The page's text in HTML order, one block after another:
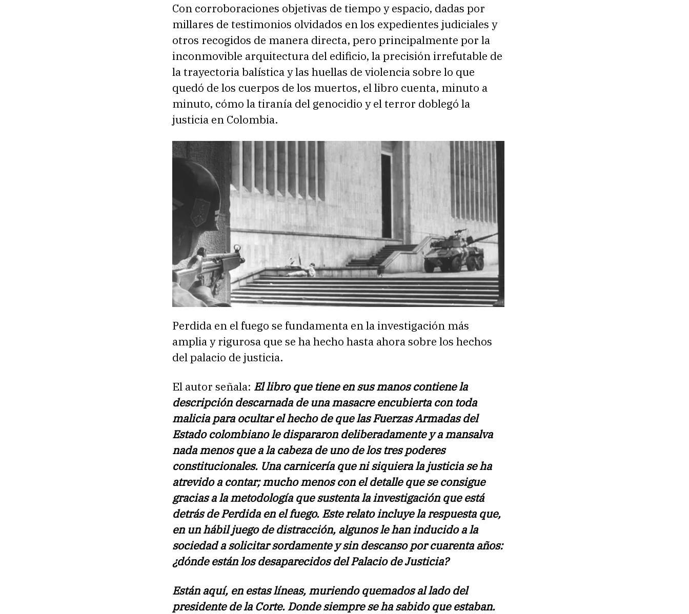
Con corroboraciones objetivas de tiempo y espacio, dadas por
millares de testimonios olvidados en los expedientes judiciales y
otros recogidos de manera directa, pero principalmente por la
inconmovible arquitectura del edificio, la precisión irrefutable de
la trayectoria balística y las huellas de violencia sobre lo que
quedó de los cuerpos de los muertos, el libro cuenta, minuto a
minuto, cómo la tiranía del genocidio y el terror doblegó la
justicia en Colombia.
Perdida en el fuego se fundamenta en la investigación más
amplia y rigurosa que se ha hecho hasta ahora sobre los hechos
del palacio de justicia.
El autor señala: El libro que tiene en sus manos contiene la
descripción descarnada de una masacre encubierta con toda
malicia para ocultar el hecho de que las Fuerzas Armadas del
Estado colombiano le dispararon deliberadamente y a mansalva
nada menos que a la cabeza de uno de los tres poderes
constitucionales. Una carnicería que ni siquiera la justicia se ha
atrevido a contar; mucho menos con el detalle que se consigue
gracias a la metodología que sustenta la investigación que está
detrás de Perdida en el fuego. Este relato incluye la respuesta que,
en un hábil juego de distracción, algunos le han inducido a la
sociedad a solicitar sordamente y sin descanso por cuarenta años:
¿dónde están los desaparecidos del Palacio de Justicia?
Están aquí, en estas líneas, muriendo quemados al lado del
presidente de la Corte. Donde siempre se ha sabido que estaban.